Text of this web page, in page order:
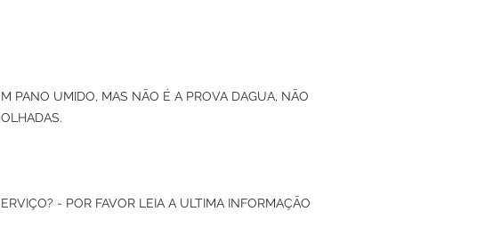
PANO UMIDO, MAS NÃO É A PROVA DAGUA, NÃO
- POR FAVOR LEIA A ULTIMA INFORMAÇÃO